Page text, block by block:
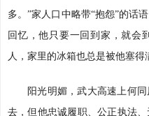
多。”家人口中略带“抱怨”的话
回忆，他只要一回到家，就会
人，家里的冰箱也总是被他塞得
阳光明媚，武大高速上何
去，但他忠诚履职、公正执法